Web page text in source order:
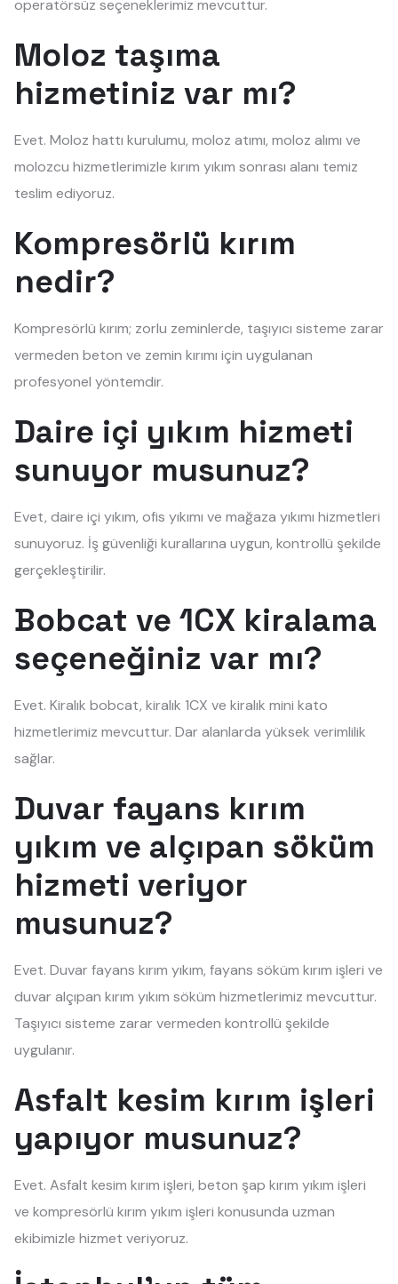
operatörsüz seçeneklerimiz mevcuttur.
Moloz taşıma
hizmetiniz var mı?
Evet. Moloz hattı kurulumu, moloz atımı, moloz alımı ve
molozcu hizmetlerimizle kırım yıkım sonrası alanı temiz
teslim ediyoruz.
Kompresörlü kırım
nedir?
Kompresörlü kırım; zorlu zeminlerde, taşıyıcı sisteme zarar
vermeden beton ve zemin kırımı için uygulanan
profesyonel yöntemdir.
Daire içi yıkım hizmeti
sunuyor musunuz?
Evet, daire içi yıkım, ofis yıkımı ve mağaza yıkımı hizmetleri
sunuyoruz. İş güvenliği kurallarına uygun, kontrollü şekilde
gerçekleştirilir.
Bobcat ve 1CX kiralama
seçeneğiniz var mı?
Evet. Kiralık bobcat, kiralık 1CX ve kiralık mini kato
hizmetlerimiz mevcuttur. Dar alanlarda yüksek verimlilik
sağlar.
Duvar fayans kırım
yıkım ve alçıpan söküm
hizmeti veriyor
musunuz?
Evet. Duvar fayans kırım yıkım, fayans söküm kırım işleri ve
duvar alçıpan kırım yıkım söküm hizmetlerimiz mevcuttur.
Taşıyıcı sisteme zarar vermeden kontrollü şekilde
uygulanır.
Asfalt kesim kırım işleri
yapıyor musunuz?
Evet. Asfalt kesim kırım işleri, beton şap kırım yıkım işleri
ve kompresörlü kırım yıkım işleri konusunda uzman
ekibimizle hizmet veriyoruz.